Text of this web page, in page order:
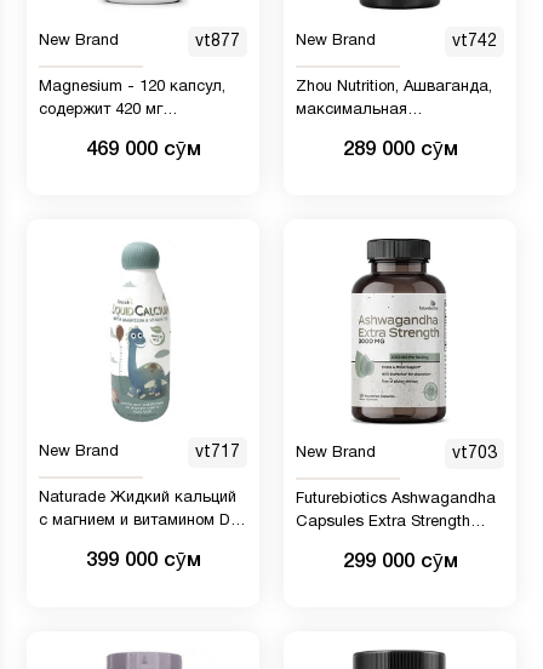
New Brand vt877
Magnesium - 120 капсул,
содержит 420 мг
треоната, бисглицинатного
сердца, от Kappa Nutrition.
469 000 сӯм
New Brand vt742
Zhou Nutrition, Ашваганда,
максимальная
растительных капсул
289 000 сӯм
New Brand vt717
Naturade Жидкий кальций
с магнием и витамином D3
399 000 сӯм
New Brand vt703
Futurebiotics Ashwagandha
Capsules Extra Strength
снятия стресса,
концентрации внимания и
299 000 сӯм